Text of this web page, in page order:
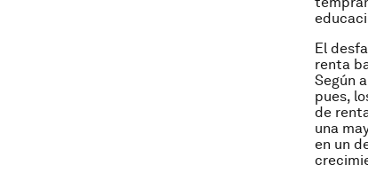
El
renta
Según
pues,
de
una
en un